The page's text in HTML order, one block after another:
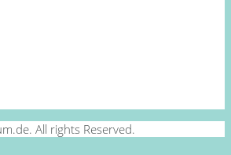
All rights Reserved.